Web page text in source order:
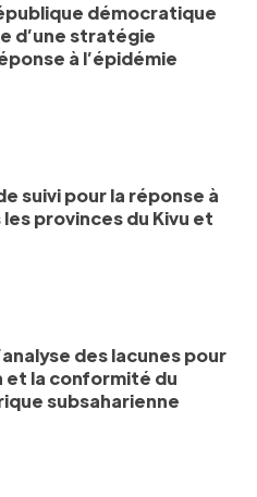
démocratique
d’une stratégie
à l’épidémie
suivi pour la réponse à
les provinces du Kivu et
des lacunes pour
et la conformité du
subsaharienne